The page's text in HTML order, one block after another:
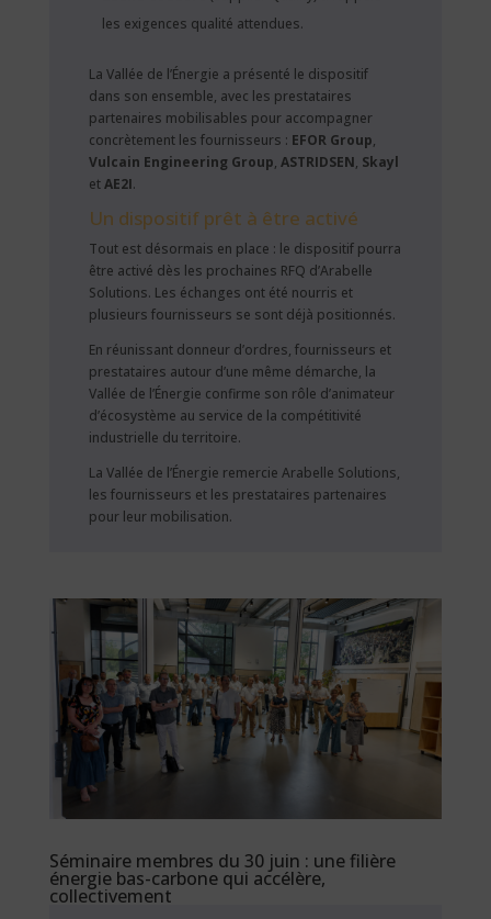
les exigences qualité attendues.
La Vallée de l’Énergie a présenté le dispositif
dans son ensemble, avec les prestataires
partenaires mobilisables pour accompagner
concrètement les fournisseurs : EFOR Group,
Vulcain Engineering Group, ASTRIDSEN, Skayl
etAE2I.
Un dispositif prêt à être activé
Tout est désormais en place : le dispositif pourra
être activé dès les prochaines RFQ d’Arabelle
Solutions. Les échanges ont été nourris et
plusieurs fournisseurs se sont déjà positionnés.
En réunissant donneur d’ordres, fournisseurs et
prestataires autour d’une même démarche, la
Vallée de l’Énergie confirme son rôle d’animateur
d’écosystème au service de la compétitivité
industrielle du territoire.
La Vallée de l’Énergie remercie Arabelle Solutions,
les fournisseurs et les prestataires partenaires
pour leur mobilisation.
Séminaire membres du 30 juin : une filière
énergie bas-carbone qui accélère,
collectivement